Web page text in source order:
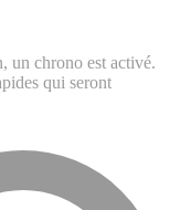
un chrono est activé.
qui seront